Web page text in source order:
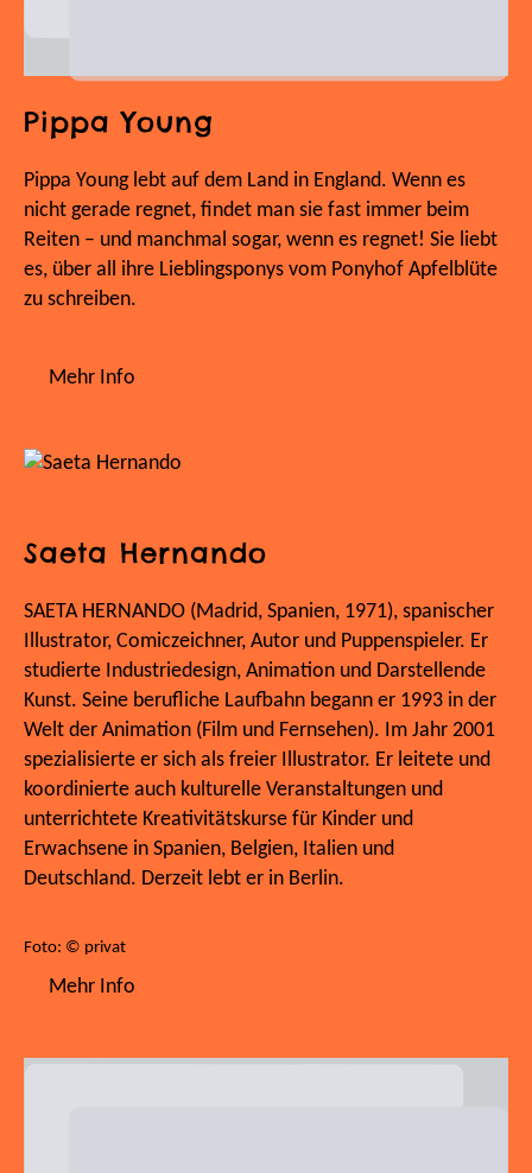
Pippa Young
Pippa Young lebt auf dem Land in England. Wenn es
nicht gerade regnet, findet man sie fast immer beim
Reiten – und manchmal sogar, wenn es regnet! Sie liebt
es, über all ihre Lieblingsponys vom Ponyhof Apfelblüte
zu schreiben.
Mehr Info
Saeta Hernando
SAETA HERNANDO (Madrid, Spanien, 1971), spanischer
Illustrator, Comiczeichner, Autor und Puppenspieler. Er
studierte Industriedesign, Animation und Darstellende
Kunst. Seine berufliche Laufbahn begann er 1993 in der
Welt der Animation (Film und Fernsehen). Im Jahr 2001
spezialisierte er sich als freier Illustrator. Er leitete und
koordinierte auch kulturelle Veranstaltungen und
unterrichtete Kreativitätskurse für Kinder und
Erwachsene in Spanien, Belgien, Italien und
Deutschland. Derzeit lebt er in Berlin.
Foto: © privat
Mehr Info